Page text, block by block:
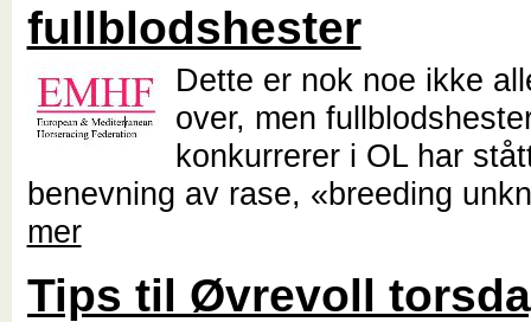
fullblodshester
Dette er nok noe ikke
over, men
konkurrerer i OL har
benevning av rase, «breeding
mer
Tips til Øvrevoll